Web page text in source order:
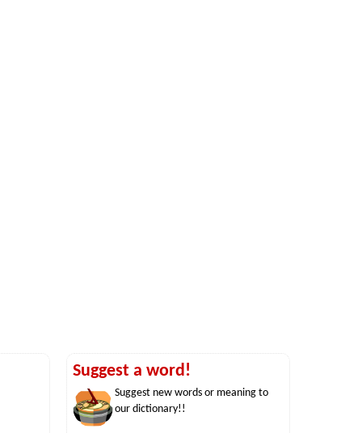
Suggest a word!
Suggest new words or meaning to
our dictionary!!